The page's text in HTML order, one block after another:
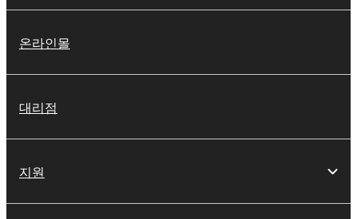
온라인몰
대리점
지원